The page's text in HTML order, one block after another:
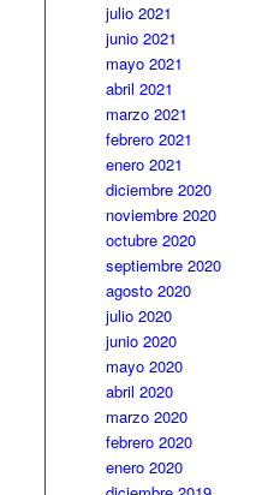
julio 2021
junio 2021
mayo 2021
abril 2021
marzo 2021
febrero 2021
enero 2021
diciembre 2020
noviembre 2020
octubre 2020
septiembre 2020
agosto 2020
julio 2020
junio 2020
mayo 2020
abril 2020
marzo 2020
febrero 2020
enero 2020